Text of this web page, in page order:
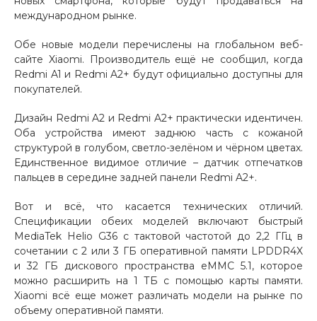
Добавляйте товары
в корзину
Оплачивайте сегодня только
Получайте товар
выбранный способом
Оставшиеся 75% будут
списываться с вашей карты
по25 % каждые 2 недели
Подробнее
международном рынке.
Обе новые модели перечислены на глобальном веб-
сайте Xiaomi. Производитель ещё не сообщил, когда
Redmi A1 и Redmi A2+ будут официально доступны для
покупателей.
Дизайн Redmi A2 и Redmi A2+ практически идентичен.
Оба устройства имеют заднюю часть с кожаной
структурой в голубом, светло-зелёном и чёрном цветах.
Единственное видимое отличие – датчик отпечатков
пальцев в середине задней панели Redmi A2+.
Вот и всё, что касается технических отличий.
Спецификации обеих моделей включают быстрый
MediaTek Helio G36 с тактовой частотой до 2,2 ГГц в
сочетании с 2 или 3 ГБ оперативной памяти LPDDR4X
и 32 ГБ дискового пространства eMMC 5.1, которое
можно расширить на 1 ТБ с помощью карты памяти.
Xiaomi всё еще может различать модели на рынке по
объему оперативной памяти.